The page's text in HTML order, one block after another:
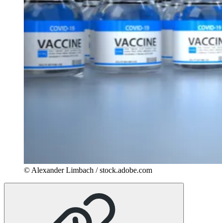
© Alexander Limbach / stock.adobe.com